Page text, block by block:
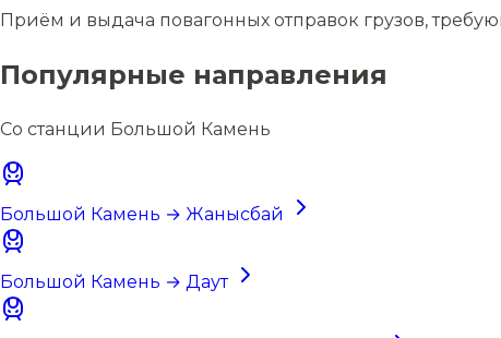
Приём и выдача повагонных отправок грузов,
Популярные направления
Со станции Большой Камень
Большой Камень → Жанысбай
Большой Камень → Даут